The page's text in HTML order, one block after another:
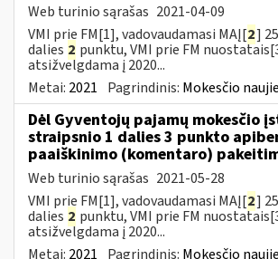
Web turinio sąrašas 2021-04-09
VMI prie FM[1], vadovaudamasi MAĮ[2]
dalies 2 punktu, VMI prie FM
atsižvelgdama į 2020...
Metai: 2021 Pagrindinis: Mokesčio
Dėl Gyventojų pajamų mokesčio
straipsnio 1 dalies 3 punkto
paaiškinimo (komentaro)
Web turinio sąrašas 2021-05-28
VMI prie FM[1], vadovaudamasi MAĮ[2]
dalies 2 punktu, VMI prie FM
atsižvelgdama į 2020...
Metai: 2021 Pagrindinis: Mokesčio